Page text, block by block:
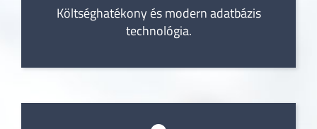
Költséghatékony és modern adatbázis
technológia.